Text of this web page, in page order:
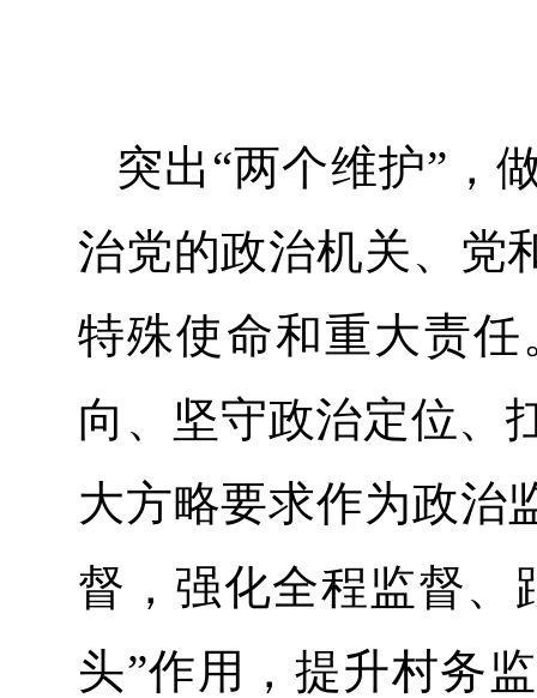
突出“两个维护”，
治党的政治机关、党
特殊使命和重大责
向、坚守政治定位、
大方略要求作为政治
督，强化全程监督、
头”作用，提升村务